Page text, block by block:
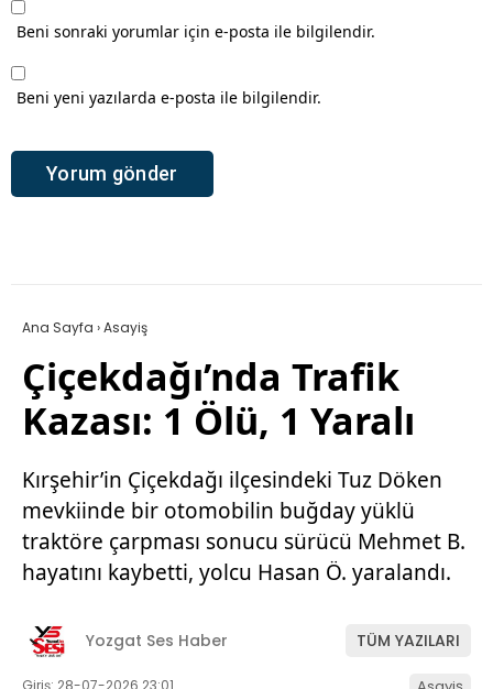
Beni sonraki yorumlar için e-posta ile bilgilendir.
Beni yeni yazılarda e-posta ile bilgilendir.
Ana Sayfa ›Asayiş
Çiçekdağı’nda Trafik
Kazası: 1 Ölü, 1 Yaralı
Kırşehir’in Çiçekdağı ilçesindeki Tuz Döken
mevkiinde bir otomobilin buğday yüklü
traktöre çarpması sonucu sürücü Mehmet B.
hayatını kaybetti, yolcu Hasan Ö. yaralandı.
Yozgat Ses Haber TÜM YAZILARI